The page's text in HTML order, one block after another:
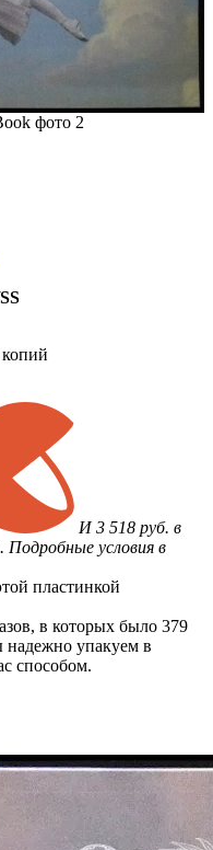
И 3 518 руб. в
Подробные условия в
пластинкой
в которых было 379
упакуем в
способом.